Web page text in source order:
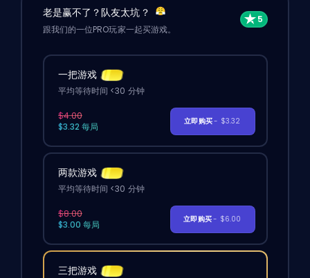
老是赢不了？队友太坑？
跟我们的一位PRO玩家一起买游戏。
一把游戏
平均等待时间 <30 分钟
$4.00
$3.32 每局
立即购买- $3.32
两款游戏
平均等待时间 <30 分钟
$8.00
$3.00 每局
立即购买- $6.00
三把游戏